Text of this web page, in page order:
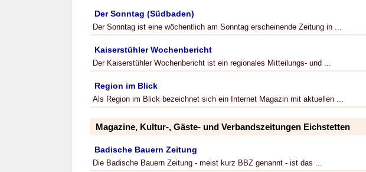
Der Sonntag (Südbaden)
Der Sonntag ist eine wöchentlich am Sonntag erscheinende Zeitung in ...
Kaiserstühler Wochenbericht
Der Kaiserstühler Wochenbericht ist ein regionales Mitteilungs- und ...
Region im Blick
Als Region im Blick bezeichnet sich ein Internet Magazin mit aktuellen ...
Magazine, Kultur-, Gäste- und Verbandszeitungen Eichstetten
Badische Bauern Zeitung
Die Badische Bauern Zeitung - meist kurz BBZ genannt - ist das ...